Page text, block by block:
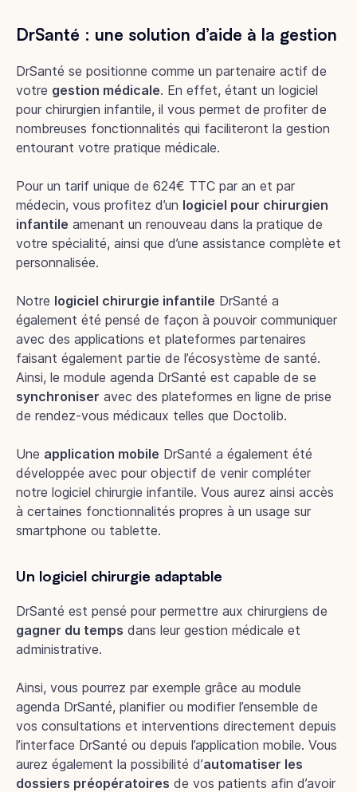
DrSanté : une solution d’aide à la gestion
DrSanté se positionne comme un partenaire actif de
votre gestion médicale. En effet, étant un logiciel
pour chirurgien infantile, il vous permet de profiter de
nombreuses fonctionnalités qui faciliteront la gestion
entourant votre pratique médicale.
Pour un tarif unique de 624€ TTC par an et par
médecin, vous profitez d’un logiciel pour chirurgien
infantile amenant un renouveau dans la pratique de
votre spécialité, ainsi que d’une assistance complète et
personnalisée.
Notre logiciel chirurgie infantile DrSanté a
également été pensé de façon à pouvoir communiquer
avec des applications et plateformes partenaires
faisant également partie de l’écosystème de santé.
Ainsi, le module agenda DrSanté est capable de se
synchroniser avec des plateformes en ligne de prise
de rendez-vous médicaux telles que Doctolib.
Une application mobile DrSanté a également été
développée avec pour objectif de venir compléter
notre logiciel chirurgie infantile. Vous aurez ainsi accès
à certaines fonctionnalités propres à un usage sur
smartphone ou tablette.
Un logiciel chirurgie adaptable
DrSanté est pensé pour permettre aux chirurgiens de
gagner du temps dans leur gestion médicale et
administrative.
Ainsi, vous pourrez par exemple grâce au module
agenda DrSanté, planifier ou modifier l’ensemble de
vos consultations et interventions directement depuis
l’interface DrSanté ou depuis l’application mobile. Vous
aurez également la possibilité d’automatiser les
dossiers préopératoires de vos patients afin d’avoir